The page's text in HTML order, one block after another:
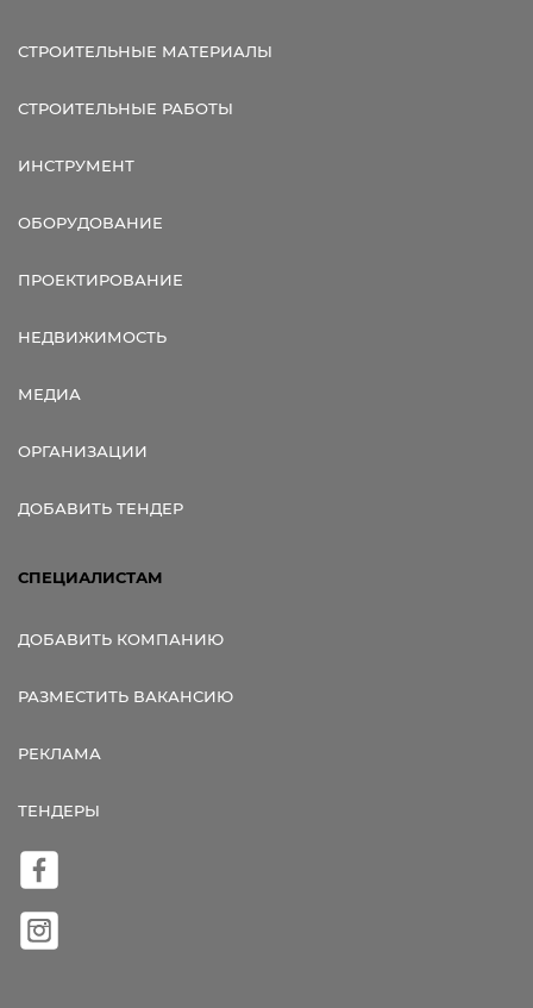
СТРОИТЕЛЬНЫЕ МАТЕРИАЛЫ
СТРОИТЕЛЬНЫЕ РАБОТЫ
ИНСТРУМЕНТ
ОБОРУДОВАНИЕ
ПРОЕКТИРОВАНИЕ
НЕДВИЖИМОСТЬ
МЕДИА
ОРГАНИЗАЦИИ
ДОБАВИТЬ ТЕНДЕР
СПЕЦИАЛИСТАМ
ДОБАВИТЬ КОМПАНИЮ
РАЗМЕСТИТЬ ВАКАНСИЮ
РЕКЛАМА
ТЕНДЕРЫ